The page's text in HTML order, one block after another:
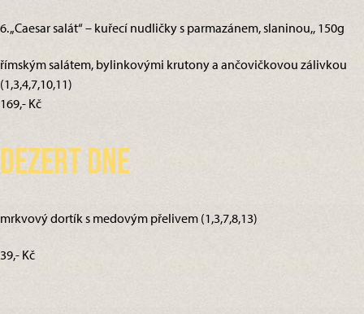
6. „Caesar salát“ – kuřecí nudličky s parmazánem, slaninou,, 150g
římským salátem, bylinkovými krutony a ančovičkovou zálivkou
(1,3,4,7,10,11)
169,- Kč
Dezert dne
mrkvový dortík s medovým přelivem (1,3,7,8,13)
39,- Kč